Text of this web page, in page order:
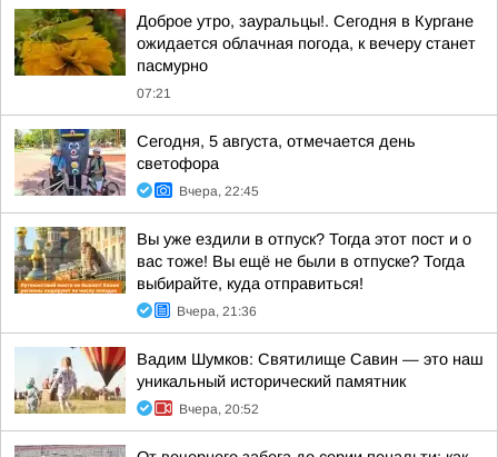
Доброе утро, зауральцы!. Сегодня в Кургане
ожидается облачная погода, к вечеру станет
пасмурно
07:21
Сегодня, 5 августа, отмечается день
светофора
Вчера, 22:45
Вы уже ездили в отпуск? Тогда этот пост и о
вас тоже! Вы ещё не были в отпуске? Тогда
выбирайте, куда отправиться!
Вчера, 21:36
Вадим Шумков: Святилище Савин — это наш
уникальный исторический памятник
Вчера, 20:52